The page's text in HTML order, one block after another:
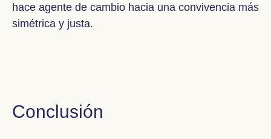
hace agente de cambio hacia una convivencia más
simétrica y justa.
Conclusión